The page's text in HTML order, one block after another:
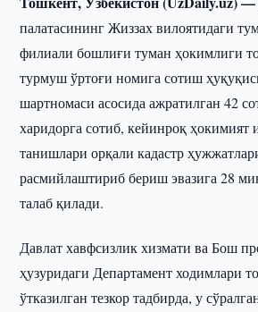
палатасининг Жиззах вилоятидаги
филиали бошлиғи туман ҳокимлиги
турмуш ўртоғи номига сотиш
шартномаси асосида ажратилган 42
харидорга сотиб, кейинроқ ҳокимият
танишлари орқали кадастр
расмийлаштириб бериш эвазига 28
талаб қилади.
Давлат хавфсизлик хизмати ва Бош
ҳузуридаги Департамент ходимлари
ўтказилган тезкор тадбирда, у